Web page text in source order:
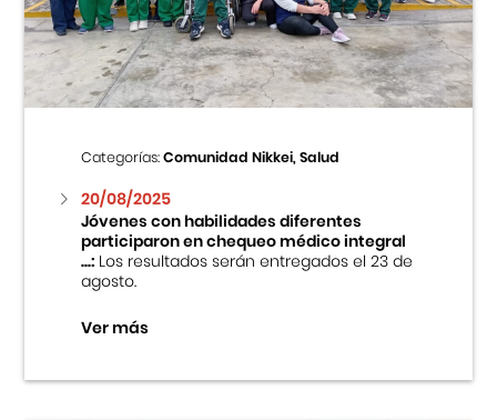
Centro Cultural Peruano Japonés
Cursos
Museo de la Inmigración Japonesa
Fondo Editorial
Teatro Peruano Japonés
Categorías:Comunidad Nikkei, Salud
20/08/2025
Jóvenes con habilidades diferentes
participaron en chequeo médico integral
...:Los resultados serán entregados el 23 de
agosto.
Ver más